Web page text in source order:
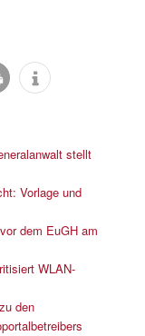
stellt
Vorlage und
dem EuGH am
WLAN-
den